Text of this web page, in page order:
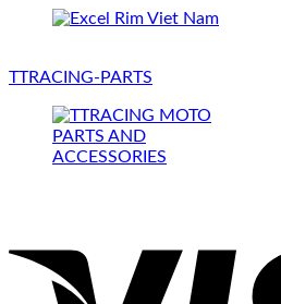
TTRACING-PARTS